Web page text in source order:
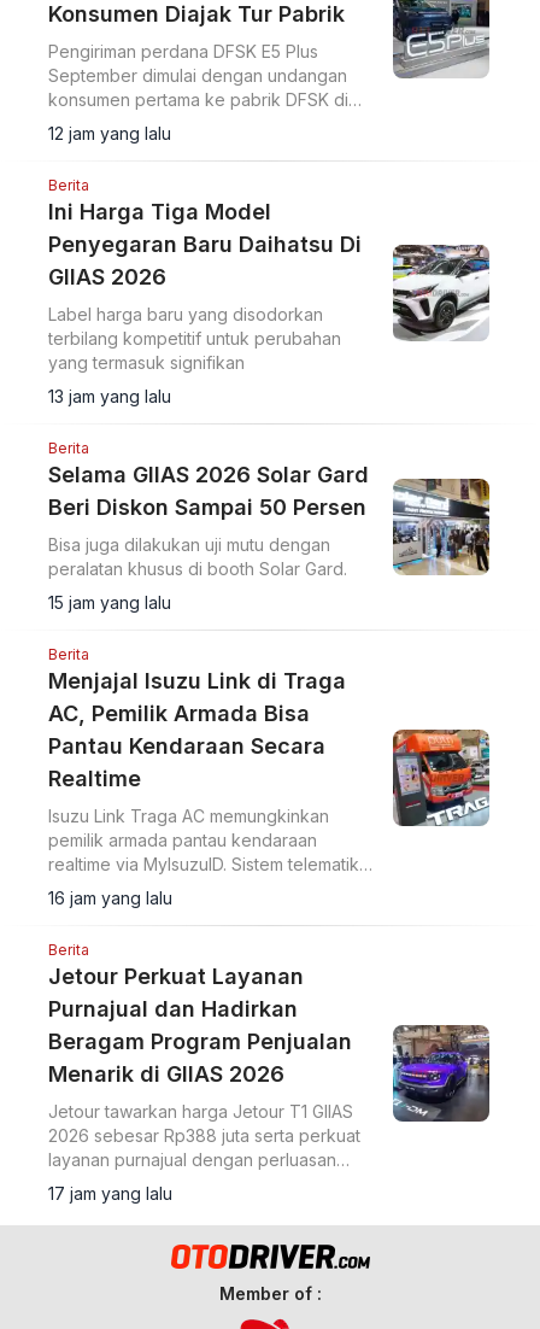
Konsumen Diajak Tur Pabrik
Pengiriman perdana DFSK E5 Plus
September dimulai dengan undangan
konsumen pertama ke pabrik DFSK di
Cikande untuk melihat proses produksi
PHEV.
12 jam yang lalu
Berita
Ini Harga Tiga Model
Penyegaran Baru Daihatsu Di
GIIAS 2026
Label harga baru yang disodorkan
terbilang kompetitif untuk perubahan
yang termasuk signifikan
13 jam yang lalu
Berita
Selama GIIAS 2026 Solar Gard
Beri Diskon Sampai 50 Persen
Bisa juga dilakukan uji mutu dengan
peralatan khusus di booth Solar Gard.
15 jam yang lalu
Berita
Menjajal Isuzu Link di Traga
AC, Pemilik Armada Bisa
Pantau Kendaraan Secara
Realtime
Isuzu Link Traga AC memungkinkan
pemilik armada pantau kendaraan
realtime via MyIsuzuID. Sistem telematika
ini pantau lokasi, kecepatan, dan
operasional kendaraan.
16 jam yang lalu
Berita
Jetour Perkuat Layanan
Purnajual dan Hadirkan
Beragam Program Penjualan
Menarik di GIIAS 2026
Jetour tawarkan harga Jetour T1 GIIAS
2026 sebesar Rp388 juta serta perkuat
layanan purnajual dengan perluasan
jaringan dealer hingga 40 showroom di
GIIAS 2026.
17 jam yang lalu
Member of :